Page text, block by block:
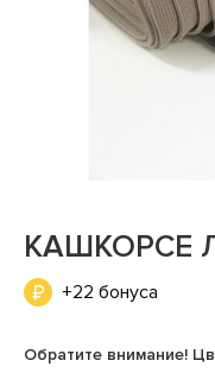
КАШКОРСЕ
+22 бонуса
Обратите внимание!